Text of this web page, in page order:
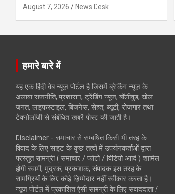
August 7, 2026 News Desk
हमारे बारे में
यह एक हिंदी वेब न्यूज़ पोर्टल है जिसमें ब्रेकिंग न्यूज़ के
अलावा राजनीति, प्रशासन, ट्रेंडिंग न्यूज, बॉलीवुड, खेल
जगत, लाइफस्टाइल, बिजनेस, सेहत, ब्यूटी, रोजगार तथा
टेक्नोलॉजी से संबंधित खबरें पोस्ट की जाती है।
Disclaimer - समाचार से सम्बंधित किसी भी तरह के
विवाद के लिए साइट के कुछ तत्वों में उपयोगकर्ताओं द्वारा
प्रस्तुत सामग्री ( समाचार / फोटो / विडियो आदि ) शामिल
होगी स्वामी, मुद्रक, प्रकाशक, संपादक इस तरह के
सामग्रियों के लिए कोई ज़िम्मेदार नहीं स्वीकार करता है।
न्यूज़ पोर्टल में प्रकाशित ऐसी सामग्री के लिए संवाददाता /